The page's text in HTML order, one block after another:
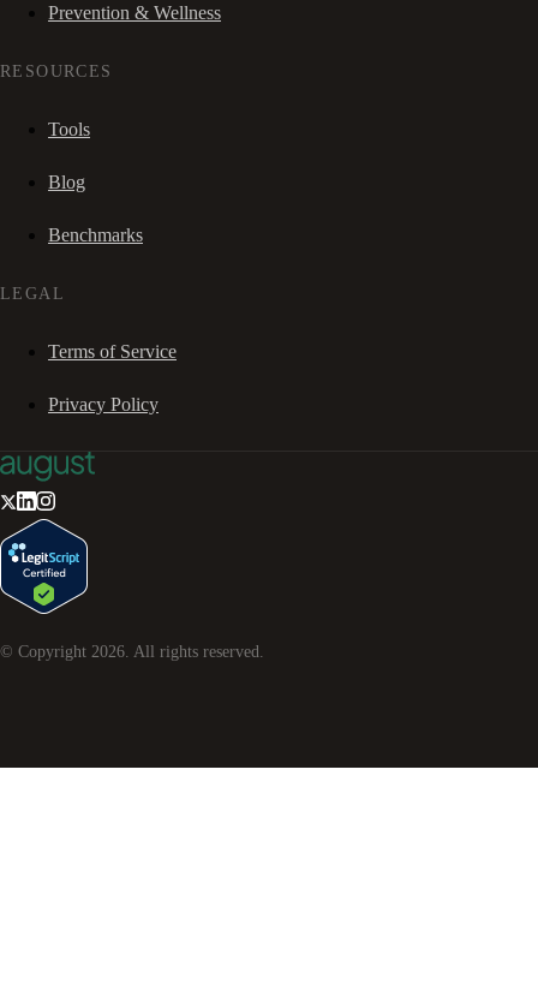
Prevention & Wellness
RESOURCES
Tools
Blog
Benchmarks
LEGAL
Terms of Service
Privacy Policy
© Copyright 2026 . All rights reserved.